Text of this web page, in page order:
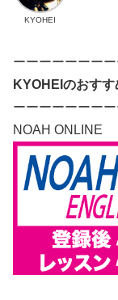
KYOHEI
ーーーーーーー
KYOHEIのおす
ーーーーーーー
NOAH ONLINE